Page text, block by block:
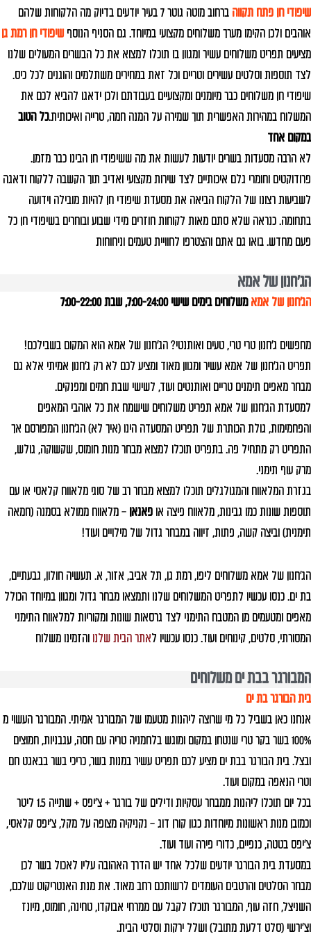
שיפודי חן פתח תקווה
ברחוב מוטה גוטר 7 בעיר יודעים בדיוק מה הלקוחות שלהם
אוהבים ולכן הקימו מערך משלוחים מקצועי במיוחד. גם הסניף הנוסףשיפודי חן רמת גן
מציעים תפריט משלוחים עשיר ומגוון בו תוכלו למצוא את כל הבשרים המעולים שלנו
לצד תוספות וסלטים עשירים וטריים וכל זאת במחירים משתלמים והוגנים לכל כיס.
שיפודי חן משלוחים כבר מיומנים ומקצועיים בעבודתם ולכן ידאגו להביא לכם את
המשלוח במהירות האפשרית תוך שמירה על המנה חמה, טרייה ואיכותית.כל הטוב
במקום אחד
לא הרבה מסעדות בשרים יודעות לעשות את מה ששיפודי חן הבינו כבר מזמן.
פרודוקטים וחומרי גלם איכותיים לצד שירות מקצועי ואדיב תוך הקשבה ללקוח ודאגה
לשביעות רצונו של הלקוח הביאה את מסעדת שיפודי חן להיות מובילה וידועה
בתחומה. כנראה שלא סתם מאות לקוחות חוזרים מידי שבוע ובוחרים בשיפודי חן כל
פעם מחדש. בואו גם אתם והצטרפו לחוויית טעמים וניחוחות
הג׳חנון של אמא
הג'חנון של אמא משלוחים בימים שישי 7:00-24:00, שבת 7:00-22:00
מחפשים ג'חנון טרי טרי, טעים ואותנטי? הג'חנון של אמא הוא המקום בשבילכם!
תפריט הג'חנון של אמא עשיר ומגוון מאוד ומציע לכם לא רק ג'חנון אמיתי אלא גם
מבחר מאפים תימנים טריים ואותנטים ועוד, לשישי שבת חמים ומפנקים.
למסעדת הג'חנון של אמא תפריט משלוחים שישמח את כל אוהבי המאפים
והפחמימות, גולת הכותרת של תפריט המסעדה הינו (איך לא) הג'חנון המפורסם אך
התפריט רק מתחיל פה. בתפריט תוכלו למצוא מבחר מנות חומוס, שקשוקה, גולש,
מרק עוף תימני.
בגזרת המלאווח והמגולגלים תוכלו למצוא מבחר רב של סוגי מלאווח קלאסי או עם
תוספות שונות כמו גבינות, מלאווח פיצה או פאנאן – מלאווח ממולא בסמנה (חמאה
תימנית) וביצה קשה, פתות, זיווה במבחר גדול של מילויים ועוד!
הג'חנון של אמא משלוחים ליפו, רמת גן, תל אביב, אזור, א. תעשיה חולון, גבעתיים,
בת ים. כנסו עכשיו לתפריט המשלוחים שלנו ותמצאו מבחר גדול ומגוון במיוחד הכולל
מאפים ומטעמים מן המטבח התימני לצד גרסאות שונות ומקוריות למלאווח התימני
המסורתי, סלטים, קינוחים ועוד. כנסו עכשיו לאתר הבית שלנו והזמינו משלוח
המבורגר בבת ים משלוחים
בית הבורגר בת ים
אנחנו כאן בשביל כל מי שרוצה ליהנות מטעמו של המבורגר אמיתי. המבורגר העשוי מ
100% בשר בקר טרי שנטחן במקום ומוגש בלחמניה טריה עם חסה, עגבניות, חמוצים
ובצל. בית הבורגר בבת ים מציע לכם תפריט עשיר במנות בשר, כריכי בשר בבאגט חם
וטרי הנאפה במקום ועוד.
בכל יום תוכלו ליהנות ממבחר עסקיות ודילים של בורגר + צ'יפס + שתייה 1.5 ליטר
וכמובן מנות ראשונות מיוחדות כגון קורן דוג – נקניקיה מצופה על מקל, צ'יפס קלאסי,
צ'יפס בטטה, כנפיים, כדורי פירה ועוד ועוד.
במסעדת בית הבורגר יודעים שלכל אחד יש הדרך האהובה עליו לאכול בשר לכן
מבחר הסלטים והרטבים העומדים לרשותכם רחב מאוד. את מנת האנטריקוט שלכם,
השניצל, חזה עוף, המבורגר תוכלו לקבל עם ממרחי אבוקדו, טחינה, חומוס, מיונז
וצ'ירשי (סלט דלעת מתובל) ושלל ירקות וסלטי הבית.